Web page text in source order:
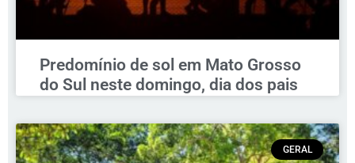
Predomínio de sol em Mato Grosso
do Sul neste domingo, dia dos pais
GERAL